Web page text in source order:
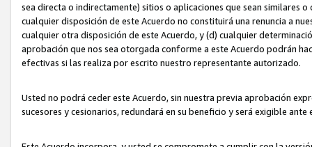
sea directa o indirectamente) sitios o aplicaciones que sean similares
cualquier disposición de este Acuerdo no constituirá una renuncia a
cualquier otra disposición de este Acuerdo, y (d) cualquier
aprobación que nos sea otorgada conforme a este Acuerdo podrán
efectivas si las realiza por escrito nuestro representante autorizado.
Usted no podrá ceder este Acuerdo, sin nuestra previa aprobación
sucesores y cesionarios, redundará en su beneficio y será exigible